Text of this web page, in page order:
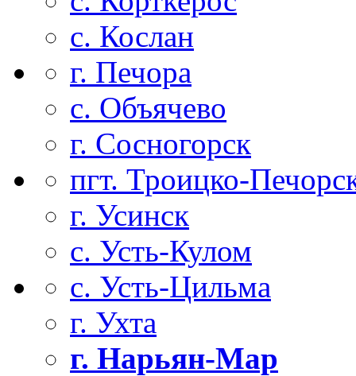
с. Кослан
г. Печора
с. Объячево
г. Сосногорск
пгт. Троицко-
г. Усинск
с. Усть-Кулом
с. Усть-Цильма
г. Ухта
г. Нарьян-Мар